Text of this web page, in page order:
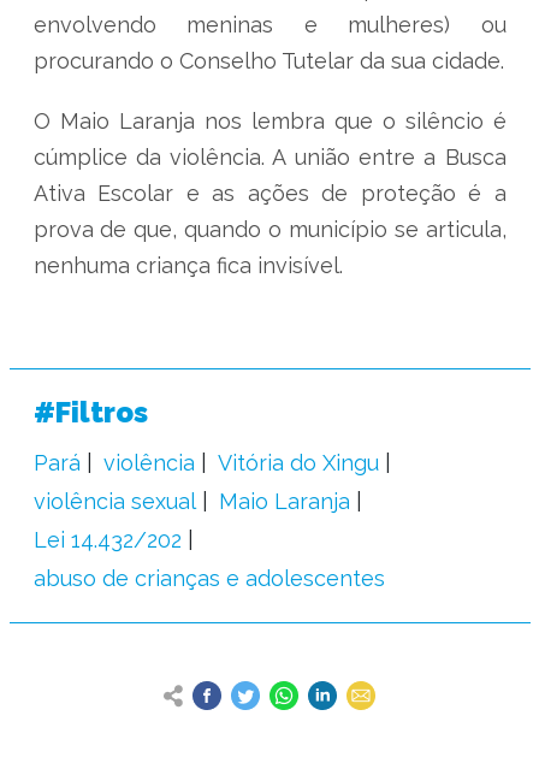
envolvendo meninas e mulheres) ou
procurando o Conselho Tutelar da sua cidade.
O Maio Laranja nos lembra que o silêncio é
cúmplice da violência. A união entre a Busca
Ativa Escolar e as ações de proteção é a
prova de que, quando o município se articula,
nenhuma criança fica invisível.
#Filtros
Pará violência
Vitória do Xingu
violência sexual
Maio Laranja
Lei 14.432/202
abuso de crianças e adolescentes